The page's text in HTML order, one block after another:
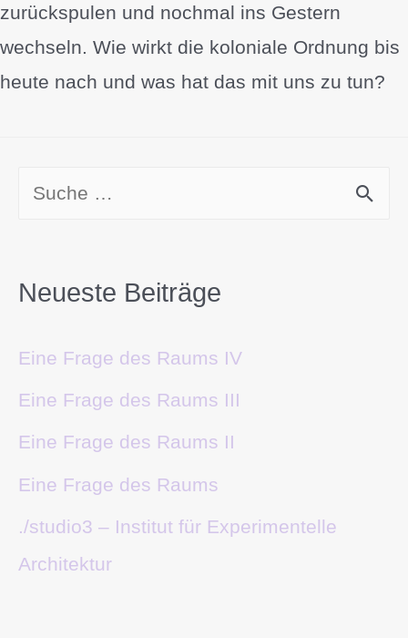
zurückspulen und nochmal ins Gestern
wechseln. Wie wirkt die koloniale Ordnung bis
heute nach und was hat das mit uns zu tun?
Neueste Beiträge
Eine Frage des Raums IV
Eine Frage des Raums III
Eine Frage des Raums II
Eine Frage des Raums
./studio3 – Institut für Experimentelle
Architektur